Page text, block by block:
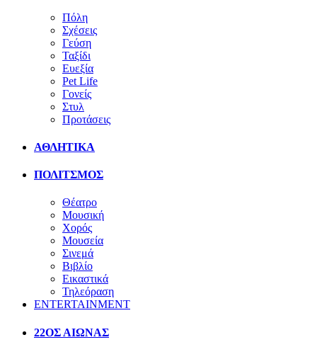
Πόλη
Σχέσεις
Γεύση
Ταξίδι
Ευεξία
Pet Life
Γονείς
Στυλ
Προτάσεις
ΑΘΛΗΤΙΚΑ
ΠΟΛΙΤΣΜΟΣ
Θέατρο
Μουσική
Χορός
Μουσεία
Σινεμά
Βιβλίο
Εικαστικά
Τηλεόραση
ENTERTAINMENT
22ΟΣ ΑΙΩΝΑΣ